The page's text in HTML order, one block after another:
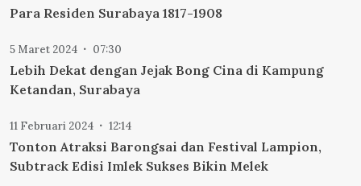
Para Residen Surabaya 1817-1908
5 Maret 2024 07:30
Lebih Dekat dengan Jejak Bong Cina di Kampung
Ketandan, Surabaya
11 Februari 2024 12:14
Tonton Atraksi Barongsai dan Festival Lampion,
Subtrack Edisi Imlek Sukses Bikin Melek